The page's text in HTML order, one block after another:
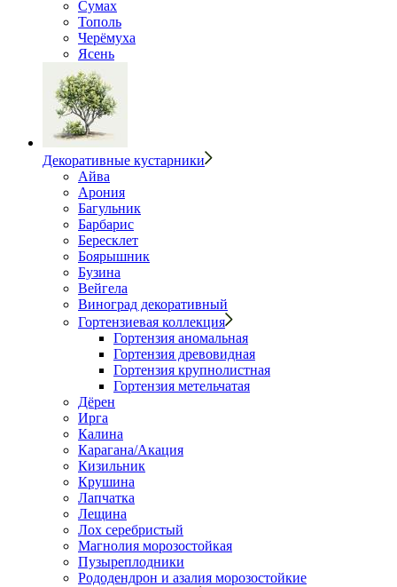
Сумах
Тополь
Черёмуха
Ясень
Декоративные кустарники
Айва
Арония
Багульник
Барбарис
Бересклет
Боярышник
Бузина
Вейгела
Виноград декоративный
Гортензиевая коллекция
Гортензия аномальная
Гортензия древовидная
Гортензия крупнолистная
Гортензия метельчатая
Дёрен
Ирга
Калина
Карагана/Акация
Кизильник
Крушина
Лапчатка
Лещина
Лох серебристый
Магнолия морозостойкая
Пузыреплодники
Рододендрон и азалия морозостойкие